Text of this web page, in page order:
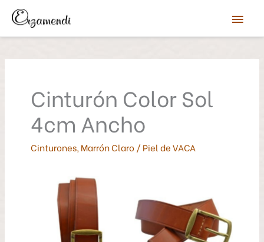
contenido
Cinturón Color Sol
4cm Ancho
Cinturones, Marrón Claro/ Piel de VACA